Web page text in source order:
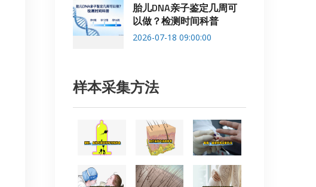
胎儿DNA亲子鉴定几周可
以做？检测时间科普
2026-07-18 09:00:00
样本采集方法